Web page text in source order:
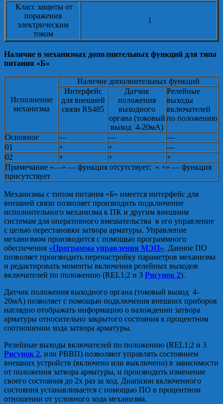
Класс защиты от
поражения
электрическим
током
1
Наличие в механизмах дополнительных функций для типа
питания «Б»
Исполнение
механизма
Наличие дополнительных функций
Интерфейс
для внешней
связи RS485
Датчик
положения
выходного
органа (токовый
выход 4-20мА)
Релейные
выходы
включателей
по положению
Основное — —
—
01
+ +
—
02
+ +
+
Примечание «—» — функция отсутствует; « +» — функция
присутствует
Механизмы с типом питания «Б» имеется интерфейс для
внешней связи позволяет производить подключение
исполнительного механизма к ПК и другим внешним
системам для оперативного вмешательства в его управление
с целью перестановки затвора арматуры. Управление
механизмом производится с помощью программного
обеспечения «Программа управления МЭП». Данное ПО
позволяет производить перенастройку параметров механизма
и редактировать моменты включения релейных выходов
включателей по положению (REL1;2 и 3 Рисунок 2).
Датчик положения выходного органа (токовый выход 4-
20мА) позволяет с помощью подключения внешних приборов
наглядно отображать информацию о нахождении затвора
арматуры относительно закрытого состояния в процентном
соотношении хода затвора арматуры.
Релейные выходы включателей по положению (REL1;2 и 3
Рисунок 2, или РВВП) позволяют управлять состоянием
внешних устройств (включено или выключено) в зависимости
от положения затвора арматуры, и производить изменение
своего состояния до 2х раз за ход. Диапазон включенного
состояния устанавливается с помощью ПО в процентном
отношении от условного хода механизма.